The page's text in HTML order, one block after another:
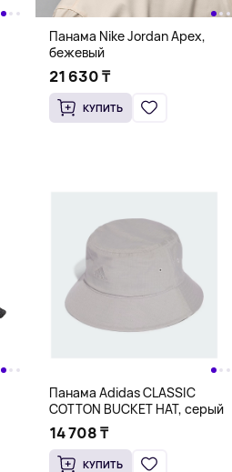
Панама Nike Jordan Apex,
бежевый
21 630 ₸
КУПИТЬ
Панама Adidas CLASSIC
COTTON BUCKET HAT, серый
14 708 ₸
КУПИТЬ